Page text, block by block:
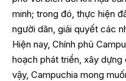
minh; trong đó, thực hiện
người dân, giải quyết các
Hiện nay, Chính phủ
hoạch phát triển, xây dựng
vậy, Campuchia mong